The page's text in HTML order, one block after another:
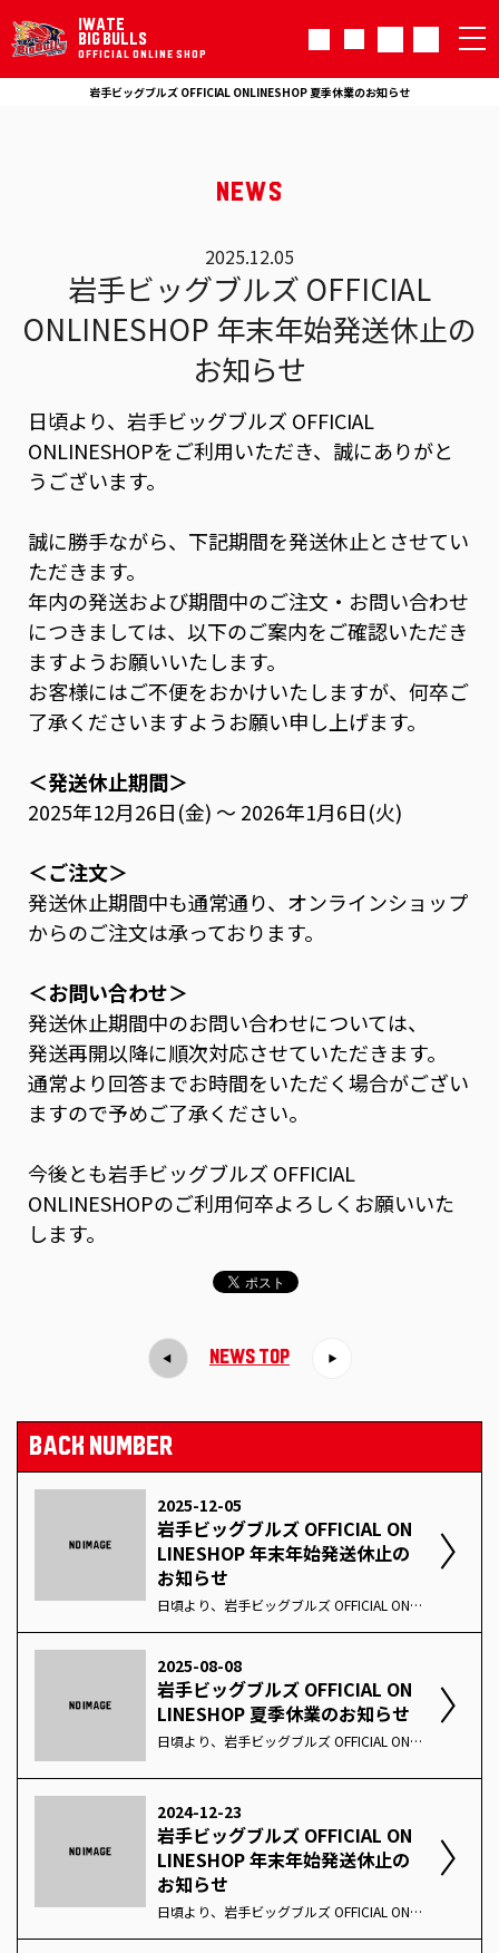
IWATE
BIG BULLS
OFFICIAL ONLINE SHOP
岩手ビッグブルズ OFFICIAL ONLINESHOP 夏季休業のお知らせ
NEWS
2025.12.05
岩手ビッグブルズ OFFICIAL
ONLINESHOP 年末年始発送休止の
お知らせ
日頃より、岩手ビッグブルズ OFFICIAL
ONLINESHOPをご利用いただき、誠にありがと
うございます。
誠に勝手ながら、下記期間を発送休止とさせてい
ただきます。
年内の発送および期間中のご注文・お問い合わせ
につきましては、以下のご案内をご確認いただき
ますようお願いいたします。
お客様にはご不便をおかけいたしますが、何卒ご
了承くださいますようお願い申し上げます。
＜発送休止期間＞
2025年12月26日(金) ～ 2026年1月6日(火)
＜ご注文＞
発送休止期間中も通常通り、オンラインショップ
からのご注文は承っております。
＜お問い合わせ＞
発送休止期間中のお問い合わせについては、
発送再開以降に順次対応させていただきます。
通常より回答までお時間をいただく場合がござい
ますので予めご了承ください。
今後とも岩手ビッグブルズ OFFICIAL
ONLINESHOPのご利用何卒よろしくお願いいた
します。
NEWS TOP
BACK NUMBER
2025-12-05
岩手ビッグブルズ OFFICIAL ON
LINESHOP 年末年始発送休止の
お知らせ
日頃より、岩手ビッグブルズ OFFICIAL ONLINESHOPをご利用いただき、誠にありがとうございます。誠に勝手ながら、下記期間を発送休止とさせていただきます。年内の発送および期間中のご注文・お問い合わせにつきましては、以下のご案内をご確認いただきますようお願いいたします。お客様にはご不便をおかけいたしますが、何卒ご了承くださいますようお願い申し上げます。＜発送休止期間＞2025年12月26日(金) ～ 2026年1月6日(火)＜ご注文＞発送休止期間中も通常通り、オンラインショップからのご注文は承っております。＜お問い合わせ＞発送休止期間中のお問い合わせについては、発送再開以降に順次対応させていただきます。通常より回答までお時間をいただく場合がございますので予めご了承ください。今後とも岩手ビッグブルズ OFFICIAL ONLINESHOPのご利用何卒よろしくお願いいたします。
2025-08-08
岩手ビッグブルズ OFFICIAL ON
LINESHOP 夏季休業のお知らせ
日頃より、岩手ビッグブルズ OFFICIAL ONLINESHOPをご利用いただき、誠にありがとうございます。 誠に勝手ながら、下記期間を夏季休業とさせていただきます。期間中のご注文・お問い合わせにつきましては、以下のご案内をご確認いただきますようお願いいたします。お客様にはご不便をおかけいたしますが、何卒ご了承くださいますようお願い申し上げます。 ＜休業期間＞2025年8月9日(土) ～ 2025年8月17日(日) ＜ご注文＞休業期間中も通常通り、オンラインショップからのご注文は承っております。 ＜発送＞休業期間中の注文は8月18日(月)以降に順次対応をさせていただきます。 ＜お問い合わせ＞休業期間中のお問い合わせについては、8月19日(火)以降に順次対応させていただきます。通常より回答までお時間をいただく場合がございますので予めご了承ください。 今後とも岩手ビッグブルズ OFFICIAL ONLINESHOPのご利用何卒よろしくお願いいたします。
2024-12-23
岩手ビッグブルズ OFFICIAL ON
LINESHOP 年末年始発送休止の
お知らせ
日頃より、岩手ビッグブルズ OFFICIAL ONLINESHOPをご利用いただき、誠にありがとうございます。誠に勝手ながら、下記期間を発送休止とさせていただきます。年内の発送および期間中のご注文・お問い合わせにつきましては、以下のご案内をご確認いただきますようお願いいたします。お客様にはご不便をおかけいたしますが、何卒ご了承くださいますようお願い申し上げます。＜発送休止期間＞2024年12月27日(金) ～ 2025年1月5日(日)＜ご注文＞発送休止期間中も通常通り、オンラインショップからのご注文は承っております。＜お問い合わせ＞発送休止期間中のお問い合わせについては、発送再開以降に順次対応させていただきます。通常より回答までお時間をいただく場合がございますので予めご了承ください。今後とも岩手ビッグブルズ OFFICIAL ONLINESHOPのご利用何卒よろしくお願いいたします。